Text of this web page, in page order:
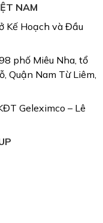
NAM
Kế Hoạch và Đầu
phố Miêu Nha, tổ
Quận Nam Từ Liêm,
Geleximco – Lê